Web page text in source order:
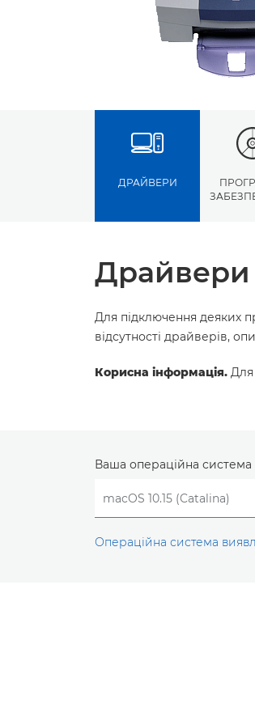
ДРАЙВЕРИ
Драйвери
Для підключення деяких
відсутності драйверів,
Корисна інформація. Для
Ваша операційна система
Операційна система